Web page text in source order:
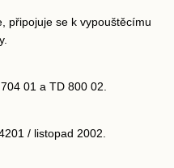
připojuje se k vypouštěcímu
01 a TD 800 02.
/ listopad 2002.